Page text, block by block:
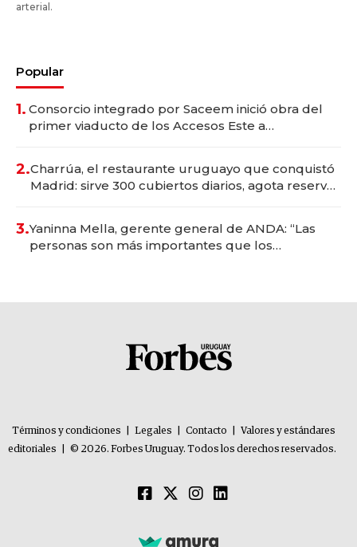
arterial.
Popular
1. Consorcio integrado por Saceem inició obra del
primer viaducto de los Accesos Este a
2.Charrúa, el restaurante uruguayo que conquistó
Madrid: sirve 300 cubiertos diarios, agota reservas
3.Yaninna Mella, gerente general de ANDA: “Las
personas son más importantes que los
Términos y condiciones Legales Contacto
Valores y estándares
editoriales
© 2026. Forbes Uruguay. Todos los derechos reservados.